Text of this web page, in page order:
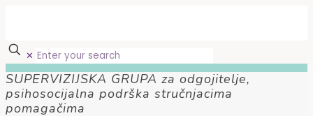
✕
SUPERVIZIJSKA GRUPA za odgojitelje,
psihosocijalna podrška stručnjacima
pomagačima